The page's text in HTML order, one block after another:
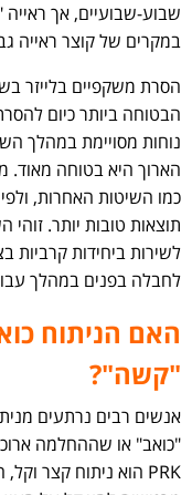
במקרים של קוצר ראייה
הבטוחה ביותר כיום
נוחות מסויימת במהלך
הארוך היא בטוחה מאוד.
כמו השיטות האחרות,
תוצאות טובות יותר.
לשירות ביחידות קרביות
לחבלה בפנים במהלך
האם הניתוח
"קשה"?
"כואב" או שההחלמה